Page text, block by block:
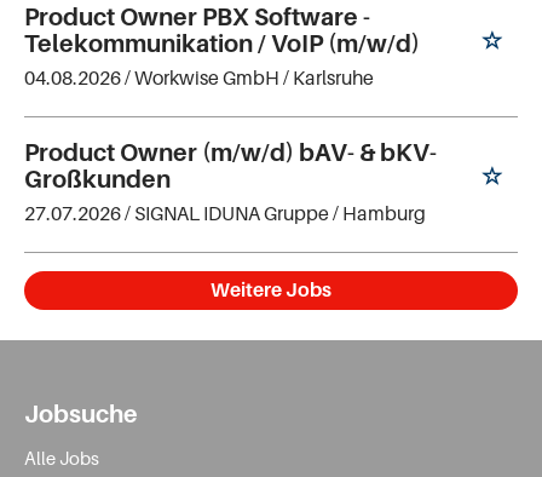
Product Owner PBX Software -
Telekommunikation / VoIP (m/w/d)
04.08.2026 /Workwise GmbH / Karlsruhe
Product Owner (m/w/d) bAV- & bKV-
Großkunden
27.07.2026 / SIGNAL IDUNA Gruppe/ Hamburg
Weitere Jobs
Jobsuche
Alle Jobs